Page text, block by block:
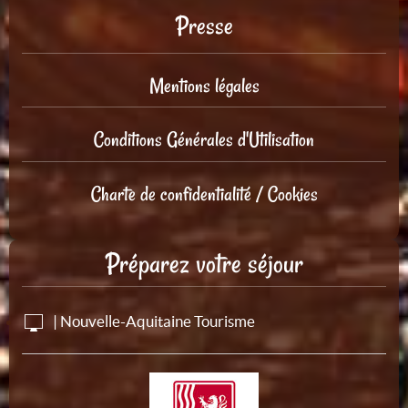
Presse
Mentions légales
Conditions Générales d'Utilisation
Charte de confidentialité / Cookies
Préparez votre séjour
| Nouvelle-Aquitaine Tourisme